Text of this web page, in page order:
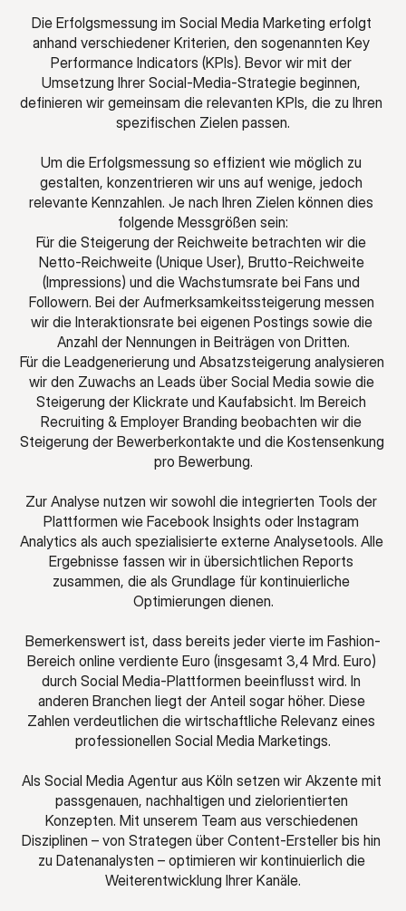
Die Erfolgsmessung im Social Media Marketing erfolgt
anhand verschiedener Kriterien, den sogenannten Key
Performance Indicators (KPIs). Bevor wir mit der
Umsetzung Ihrer Social-Media-Strategie beginnen,
definieren wir gemeinsam die relevanten KPIs, die zu Ihren
spezifischen Zielen passen.
Um die Erfolgsmessung so effizient wie möglich zu
gestalten, konzentrieren wir uns auf wenige, jedoch
relevante Kennzahlen. Je nach Ihren Zielen können dies
folgende Messgrößen sein:
Für die Steigerung der Reichweite betrachten wir die
Netto-Reichweite (Unique User), Brutto-Reichweite
(Impressions) und die Wachstumsrate bei Fans und
Followern. Bei der Aufmerksamkeitssteigerung messen
wir die Interaktionsrate bei eigenen Postings sowie die
Anzahl der Nennungen in Beiträgen von Dritten.
Für die Leadgenerierung und Absatzsteigerung analysieren
wir den Zuwachs an Leads über Social Media sowie die
Steigerung der Klickrate und Kaufabsicht. Im Bereich
Recruiting & Employer Branding beobachten wir die
Steigerung der Bewerberkontakte und die Kostensenkung
pro Bewerbung.
Zur Analyse nutzen wir sowohl die integrierten Tools der
Plattformen wie Facebook Insights oder Instagram
Analytics als auch spezialisierte externe Analysetools. Alle
Ergebnisse fassen wir in übersichtlichen Reports
zusammen, die als Grundlage für kontinuierliche
Optimierungen dienen.
Bemerkenswert ist, dass bereits jeder vierte im Fashion-
Bereich online verdiente Euro (insgesamt 3,4 Mrd. Euro)
durch Social Media-Plattformen beeinflusst wird. In
anderen Branchen liegt der Anteil sogar höher. Diese
Zahlen verdeutlichen die wirtschaftliche Relevanz eines
professionellen Social Media Marketings.
Als Social Media Agentur aus Köln setzen wir Akzente mit
passgenauen, nachhaltigen und zielorientierten
Konzepten. Mit unserem Team aus verschiedenen
Disziplinen – von Strategen über Content-Ersteller bis hin
zu Datenanalysten – optimieren wir kontinuierlich die
Weiterentwicklung Ihrer Kanäle.